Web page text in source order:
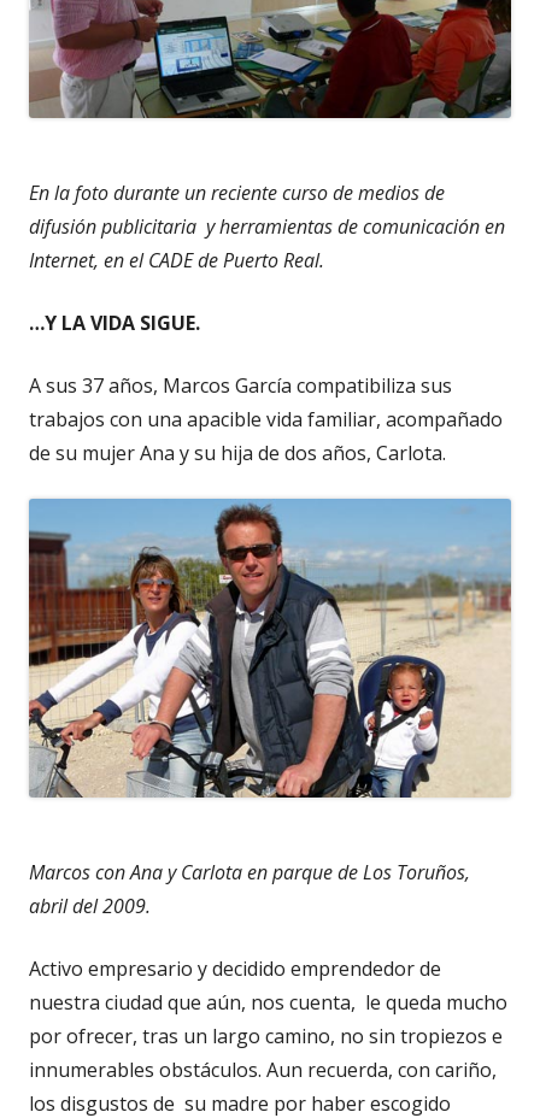
En la foto durante un reciente curso de medios de
difusión publicitaria y herramientas de comunicación en
Internet, en el CADE de Puerto Real.
…Y LA VIDA SIGUE.
A sus 37 años, Marcos García compatibiliza sus
trabajos con una apacible vida familiar, acompañado
de su mujer Ana y su hija de dos años, Carlota.
Marcos con Ana y Carlota en parque de Los Toruños,
abril del 2009.
Activo empresario y decidido emprendedor de
nuestra ciudad que aún, nos cuenta, le queda mucho
por ofrecer, tras un largo camino, no sin tropiezos e
innumerables obstáculos. Aun recuerda, con cariño,
los disgustos de su madre por haber escogido